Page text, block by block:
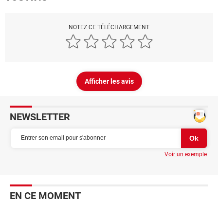
NOTEZ CE TÉLÉCHARGEMENT
Afficher les avis
NEWSLETTER
Voir un exemple
EN CE MOMENT